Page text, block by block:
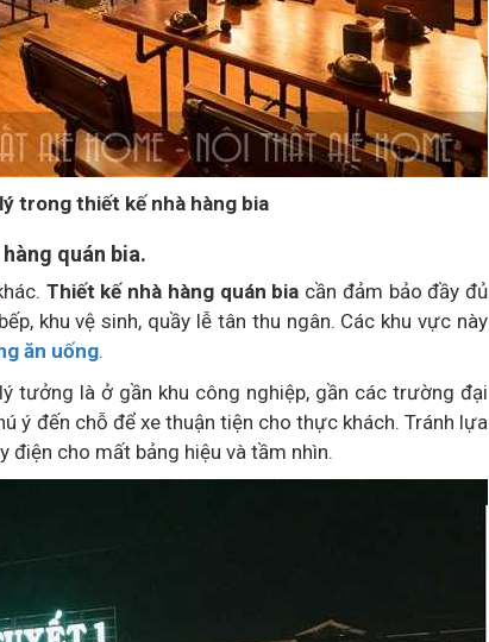
trong thiết kế nhà hàng bia​
quán bia.
Thiết kế nhà hàng quán bia cần đảm bảo đầy đủ
khu vệ sinh, quầy lễ tân thu ngân. Các khu vực này
ăn uống.
tưởng là ở gần khu công nghiệp, gần các trường đại
ý đến chỗ để xe thuận tiện cho thực khách. Tránh lựa
điện cho mất bảng hiệu và tầm nhìn.